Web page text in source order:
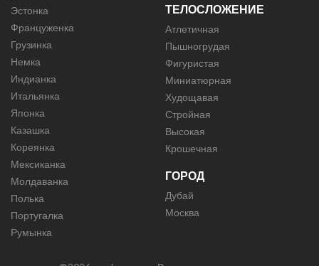
Эстонка
Француженка
Грузинка
Немка
Индианка
Итальянка
Японка
Казашка
Кореянка
Мексиканка
Молдаванка
Полька
Португалка
Румынка
ТЕЛОСЛОЖЕНИЕ
Атлетичная
Пышногрудая
Фигуристая
Миниатюрная
Худощавая
Стройная
Высокая
Крошечная
ГОРОД
Дубай
Москва